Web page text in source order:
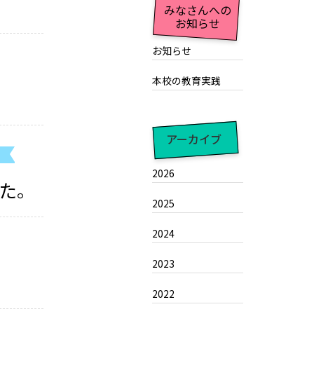
みなさんへの
お知らせ
お知らせ
本校の教育実践
アーカイブ
2026
2025
2024
2023
2022